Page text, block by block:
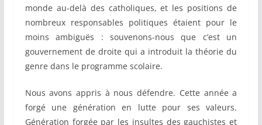
monde au-delà des catholiques, et les positions de
nombreux responsables politiques étaient pour le
moins ambiguës : souvenons-nous que c’est un
gouvernement de droite qui a introduit la théorie du
genre dans le programme scolaire.
Nous avons appris à nous défendre. Cette année a
forgé une génération en lutte pour ses valeurs.
Génération forgée par les insultes des gauchistes et